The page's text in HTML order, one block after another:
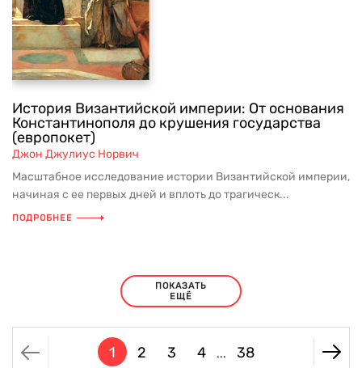
История Византийской империи: От основания
Константинополя до крушения государства
(европокет)
Джон Джулиус Норвич
Масштабное исследование истории Византийской империи,
начиная с ее первых дней и вплоть до трагическ...
ПОДРОБНЕЕ
ПОКАЗАТЬ
ЕЩЁ
1 2 3 4 ... 38